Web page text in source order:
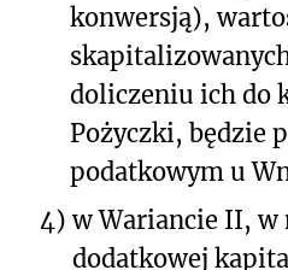
konwersją),
doliczeniu ich do
Pożyczki, będzie
podatkowym u
4) w Wariancie II, w
dodatkowej